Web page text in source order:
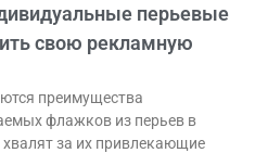
перьевые
свою рекламную
преимущества
флажков из перьев в
за их привлекающие